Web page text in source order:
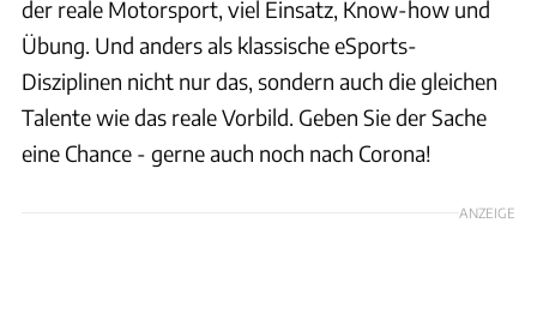
der reale Motorsport, viel Einsatz, Know-how und
Übung. Und anders als klassische eSports-
Disziplinen nicht nur das, sondern auch die gleichen
Talente wie das reale Vorbild. Geben Sie der Sache
eine Chance - gerne auch noch nach Corona!
ANZEIGE